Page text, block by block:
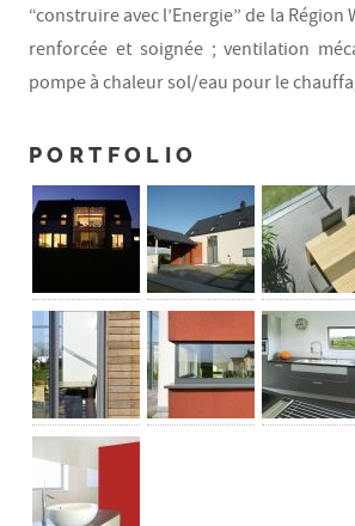
“construire avec l’Energie” de la
renforcée et soignée ; ventilation
pompe à chaleur sol/eau pour le
PORTFOLIO